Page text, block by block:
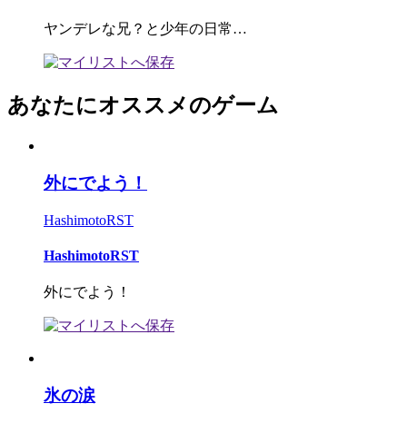
ヤンデレな兄？と少年の日常…
あなたにオススメのゲーム
外にでよう！
HashimotoRST
HashimotoRST
外にでよう！
氷の涙